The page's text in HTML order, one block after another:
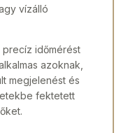
vízálló
időmérést
azoknak,
megjelenést és
fektetett